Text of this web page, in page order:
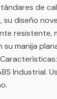
de
diseño
resistente,
su manija
Industrial.